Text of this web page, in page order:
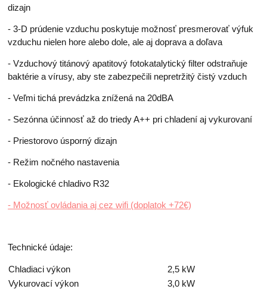
dizajn
- 3-D prúdenie vzduchu poskytuje možnosť presmerovať výfuk
vzduchu nielen hore alebo dole, ale aj doprava a doľava
- Vzduchový titánový apatitový fotokatalytický filter odstraňuje
baktérie a vírusy, aby ste zabezpečili nepretržitý čistý vzduch
- Veľmi tichá prevádzka znížená na 20dBA
- Sezónna účinnosť až do triedy A++ pri chladení aj vykurovaní
- Priestorovo úsporný dizajn
- Režim nočného nastavenia
- Ekologické chladivo R32
- Možnosť ovládania aj cez wifi (doplatok +72€)
Technické údaje:
Chladiaci výkon
2,5 kW
Vykurovací výkon
3,0 kW